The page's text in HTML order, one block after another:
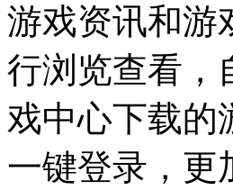
游戏资讯和游
行浏览查看，
戏中心下载的
一键登录，更